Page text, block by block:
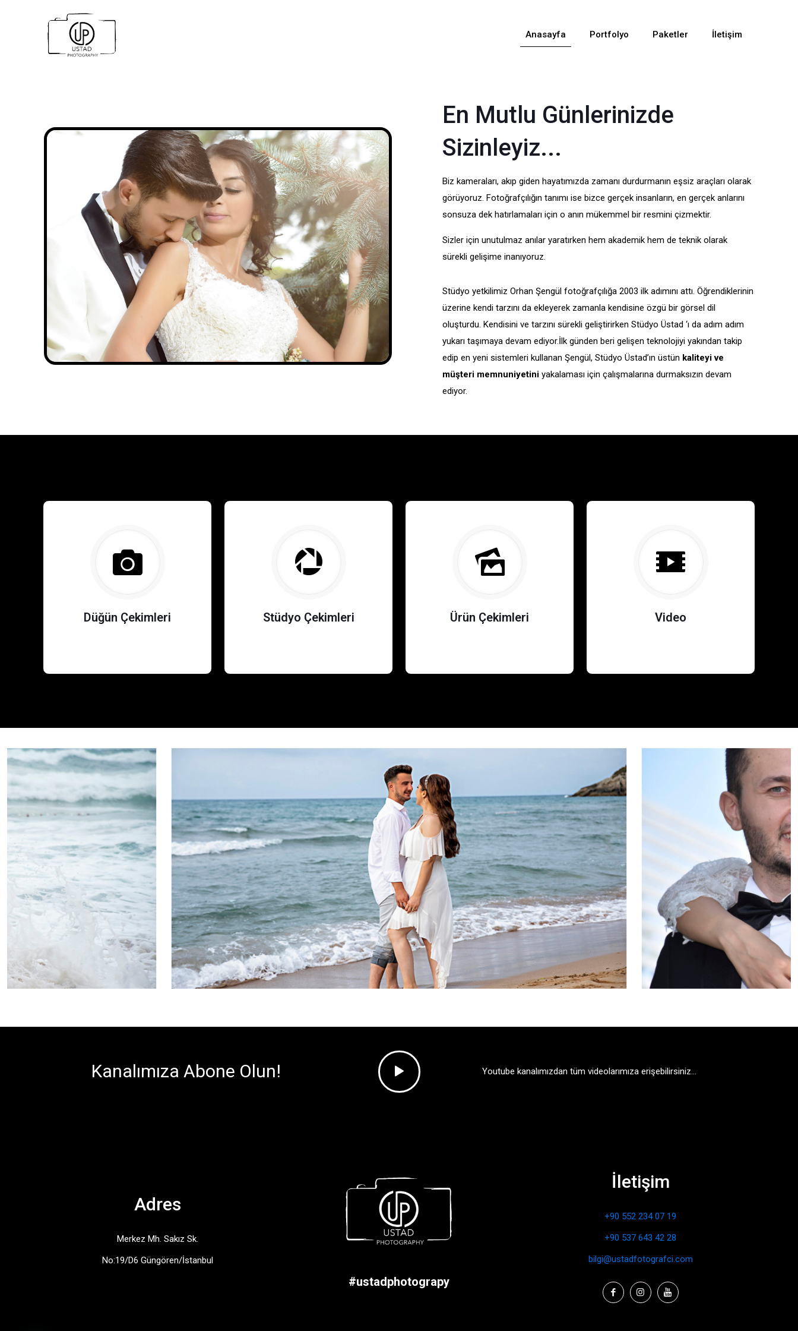
Anasayfa Portfolyo Paketler İletişim
En Mutlu Günlerinizde
Sizinleyiz...
Biz kameraları, akıp giden hayatımızda zamanı durdurmanın eşsiz araçları olarak
görüyoruz. Fotoğrafçılığın tanımı ise bizce gerçek insanların, en gerçek anlarını
sonsuza dek hatırlamaları için o anın mükemmel bir resmini çizmektir.
Sizler için unutulmaz anılar yaratırken hem akademik hem de teknik olarak
sürekli gelişime inanıyoruz.
Stüdyo yetkilimiz Orhan Şengül fotoğrafçılığa 2003 ilk adımını attı. Öğrendiklerinin
üzerine kendi tarzını da ekleyerek zamanla kendisine özgü bir görsel dil
oluşturdu. Kendisini ve tarzını sürekli geliştirirken Stüdyo Üstad ‘ı da adım adım
yukarı taşımaya devam ediyor.İlk günden beri gelişen teknolojiyi yakından takip
edip en yeni sistemleri kullanan Şengül, Stüdyo Üstad’ın üstün kaliteyi ve
müşteri memnuniyetini yakalaması için çalışmalarına durmaksızın devam
ediyor.
Düğün Çekimleri Stüdyo Çekimleri Ürün Çekimleri Video
Kanalımıza Abone Olun! Youtube kanalımızdan tüm videolarımıza erişebilirsiniz...
Adres
Merkez Mh. Sakız Sk.
No:19/D6 Güngören/İstanbul
#ustadphotograpy
İletişim
+90 552 234 07 19
+90 537 643 42 28
bilgi@ustadfotografci.com